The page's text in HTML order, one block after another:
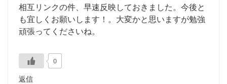
相互リンクの件、早速反映しておきました。今後と
も宜しくお願いします！。大変かと思いますが勉強
頑張ってくださいね。
0
返信